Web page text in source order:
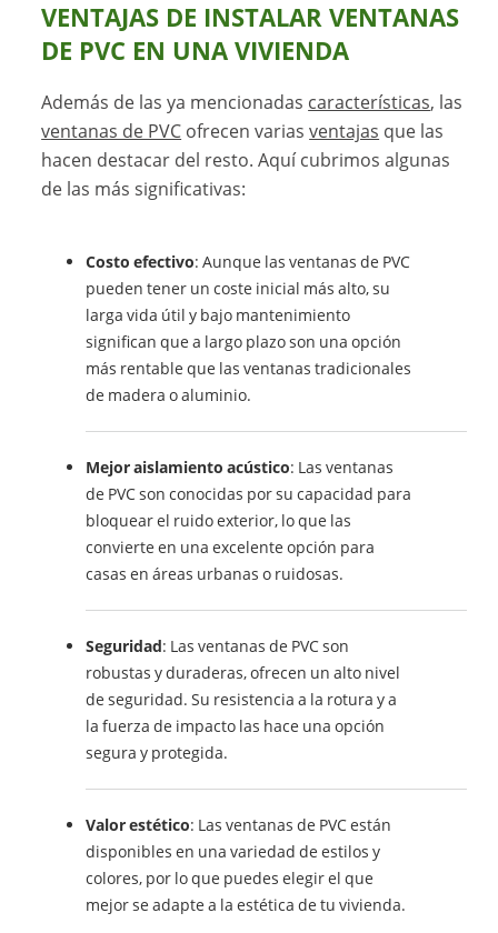
VENTAJAS DE INSTALAR VENTANAS
DE PVC EN UNA VIVIENDA
Además de las ya mencionadas características, las
ventanas de PVC ofrecen variasventajas que las
hacen destacar del resto. Aquí cubrimos algunas
de las más significativas:
Costo efectivo: Aunque las ventanas de PVC
pueden tener un coste inicial más alto, su
larga vida útil y bajo mantenimiento
significan que a largo plazo son una opción
más rentable que las ventanas tradicionales
de madera o aluminio.
Mejor aislamiento acústico: Las ventanas
de PVC son conocidas por su capacidad para
bloquear el ruido exterior, lo que las
convierte en una excelente opción para
casas en áreas urbanas o ruidosas.
Seguridad: Las ventanas de PVC son
robustas y duraderas, ofrecen un alto nivel
de seguridad. Su resistencia a la rotura y a
la fuerza de impacto las hace una opción
segura y protegida.
Valor estético: Las ventanas de PVC están
disponibles en una variedad de estilos y
colores, por lo que puedes elegir el que
mejor se adapte a la estética de tu vivienda.